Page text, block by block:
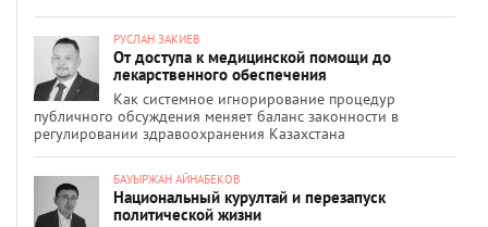
РУСЛАН ЗАКИЕВ
От доступа к медицинской помощи до
лекарственного обеспечения
Как системное игнорирование процедур
публичного обсуждения меняет баланс законности в
регулировании здравоохранения Казахстана
БАУЫРЖАН АЙНАБЕКОВ
Национальный курултай и перезапуск
политической жизни